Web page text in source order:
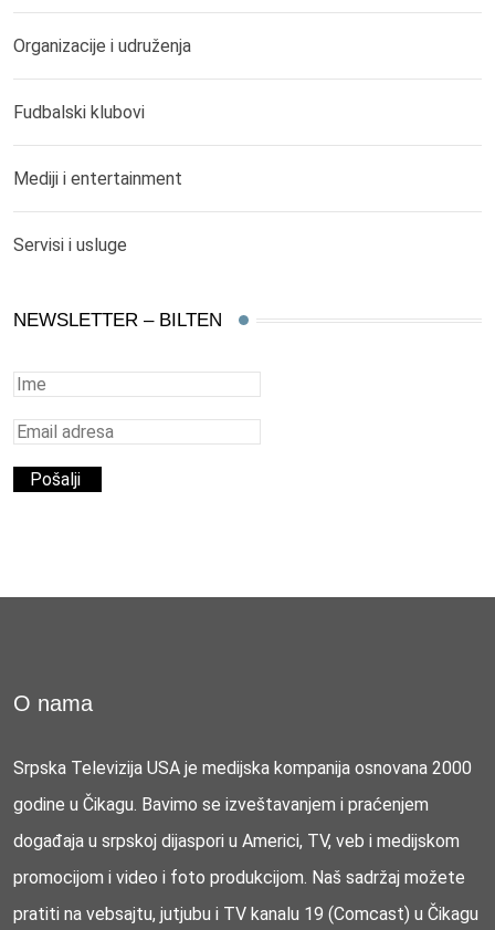
Organizacije i udruženja
Fudbalski klubovi
Mediji i entertainment
Servisi i usluge
NEWSLETTER – BILTEN
O nama
Srpska Televizija USA je medijska kompanija osnovana 2000
godine u Čikagu. Bavimo se izveštavanjem i praćenjem
događaja u srpskoj dijaspori u Americi, TV, veb i medijskom
promocijom i video i foto produkcijom. Naš sadržaj možete
pratiti na vebsajtu, jutjubu i TV kanalu 19 (Comcast) u Čikagu